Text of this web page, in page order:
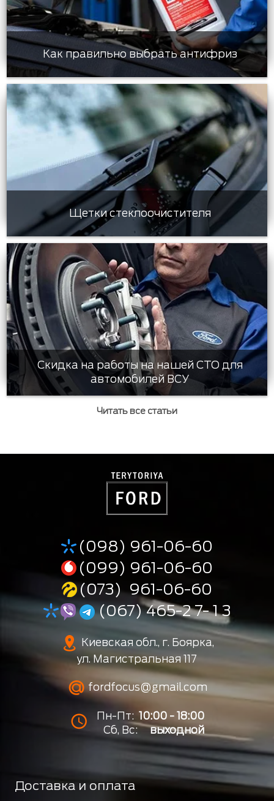
Как правильно выбрать антифриз
Щетки стеклоочистителя
Скидка на работы на нашей СТО для
автомобилей ВСУ
Читать все статьи
(098) 961-06-60
(099) 961-06-60
(073) 961-06-60
(067) 465-2 7- 1 3
Киевская обл., г. Боярка,
ул. Магистральная 117
fordfocus@gmail.com
Пн-Пт: 10:00 - 18:00
Сб, Вс:
выходной
Доставка и оплата